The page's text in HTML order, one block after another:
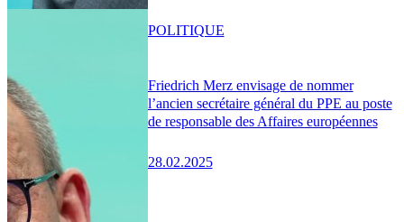
Friedrich Merz envisage de nommer
l’ancien secrétaire général du PPE au poste
de responsable des Affaires européennes
28.02.2025
POLITIQUE